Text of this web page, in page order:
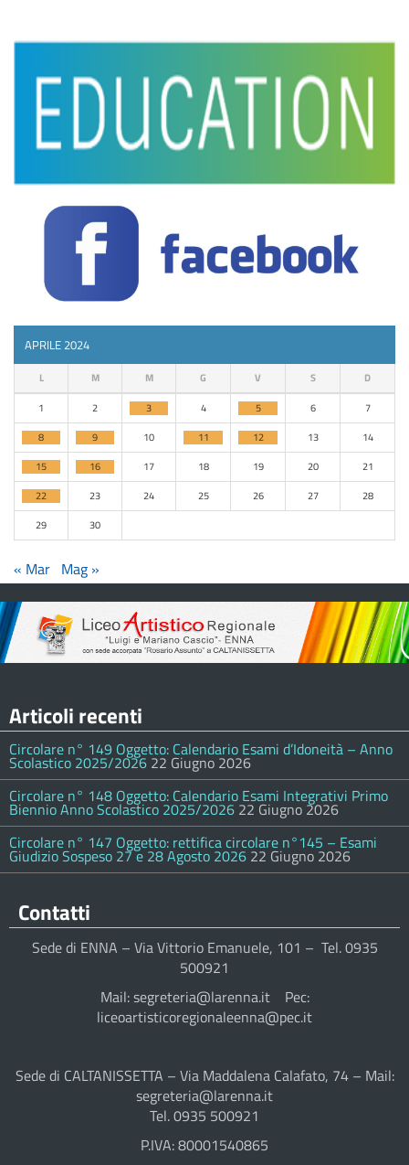
APRILE 2024
L M M G V S D
1 2 3 4 5 6
7
8
9 10 11 12 13
14
15
16 17 18 19 20
21
22
23 24 25 26 27
28
29
30
« Mar Mag »
Articoli recenti
Circolare n° 149 Oggetto: Calendario Esami d’Idoneità – Anno
Scolastico 2025/2026 22 Giugno 2026
Circolare n° 148 Oggetto: Calendario Esami Integrativi Primo
Biennio Anno Scolastico 2025/2026 22 Giugno 2026
Circolare n° 147 Oggetto: rettifica circolare n°145 – Esami
Giudizio Sospeso 27 e 28 Agosto 2026 22 Giugno 2026
Contatti
Sede di ENNA – Via Vittorio Emanuele, 101 – Tel. 0935
500921
Mail: segreteria@larenna.it Pec:
liceoartisticoregionaleenna@pec.it
Sede di CALTANISSETTA – Via Maddalena Calafato, 74 – Mail:
segreteria@larenna.it
Tel. 0935 500921
P.IVA: 80001540865